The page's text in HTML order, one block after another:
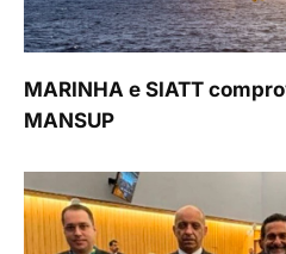
MARINHA e SIATT
MANSUP